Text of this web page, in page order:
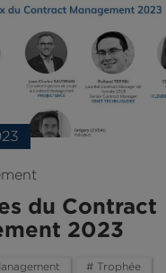
du Contract
2023
# Trophée